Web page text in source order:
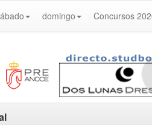
domingo Concursos